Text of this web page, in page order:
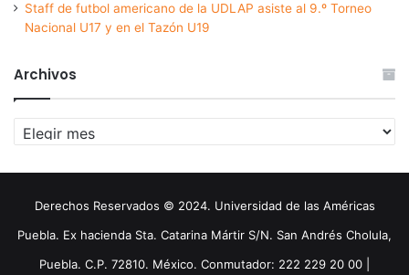
Staff de futbol americano de la UDLAP asiste al 9.º Torneo
Nacional U17 y en el Tazón U19
Archivos
Archivos
Derechos Reservados © 2024. Universidad de las Américas
Puebla. Ex hacienda Sta. Catarina Mártir S/N. San Andrés Cholula,
Puebla. C.P. 72810. México. Conmutador: 222 229 20 00 |